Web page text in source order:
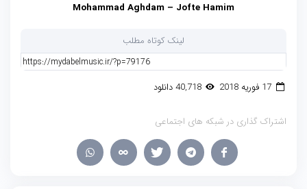
Mohammad Aghdam – Jofte Hamim
لینک کوتاه مطلب
17 فوریه 2018 40,718 دانلود
اشتراک گذاری در شبکه های اجتماعی